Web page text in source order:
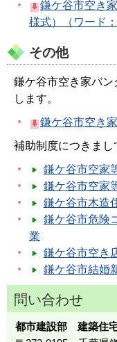
鎌ケ谷市空き
様式）（ワード：
その他
鎌ケ谷市空き家バ
します。
鎌ケ谷市空き
補助制度につきまし
鎌ケ谷市空家
鎌ケ谷市空家
鎌ケ谷市木造
鎌ケ谷市危険
業
鎌ケ谷市空き
鎌ケ谷市結婚
問い合わせ
都市建設部 建築住